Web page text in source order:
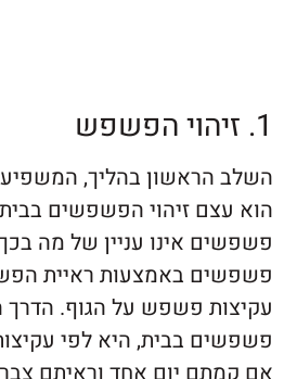
בהליך, המשפיע על
זיהוי הפשפשים בבית
אינו עניין של מה בכך. ניתן
באמצעות ראיית הפשפשים
פשפש על הגוף. הדרך הפשוטה
בבית, היא לפי עקיצות